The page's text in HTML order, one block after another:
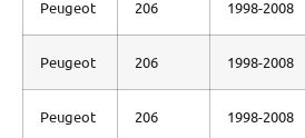
Peugeot 206 1998-2008
Peugeot 206 1998-2008
Peugeot 206 1998-2008